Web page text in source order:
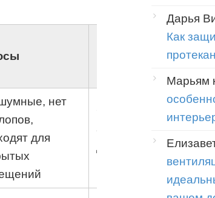
нет
для
автономность, не
для грязи и
Дарья
Как
Марьям